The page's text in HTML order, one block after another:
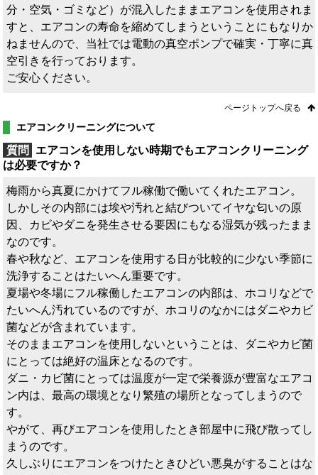
分・空気・ゴミなど）が混入したままエアコンを使用されま
すと、エアコンの寿命を縮めてしまうということにもなりか
ねませんので、当社では電動の真空ポンプで確実・丁寧に真
空引きを行っております。
ご安心ください。
ページトップへ戻る
エアコンクリーニングについて
エアコンを使用しない時期でもエアコンクリーニング
は必要ですか？
梅雨から真夏にかけてフル稼働で働いてくれたエアコン。
しかしその内部には埃や汚れと結びついてイヤな匂いの原
因、カビやダニを発生させる要因にもなる湿気が残ったまま
なのです。
春や秋など、エアコンを使用する日が比較的に少ない季節に
洗浄することはたいへん重要です。
夏場や冬場にフル稼働したエアコンの内部は、ホコリなどで
たいへん汚れているのですが、ホコリのなかにはダニやカビ
菌などが含まれています。
そのままエアコンを使用しないということは、ダニやカビ菌
にとっては絶好の温床となるのです。
ダニ・カビ菌にとっては温度が一定で栄養源が豊富なエアコ
ン内は、最高の環境となり繁殖の場所となってしまうので
す。
やがて、再びエアコンを使用したとき部屋中に飛び散ってし
まうのです。
久しぶりにエアコンをつけたときひどい悪臭がすることはな